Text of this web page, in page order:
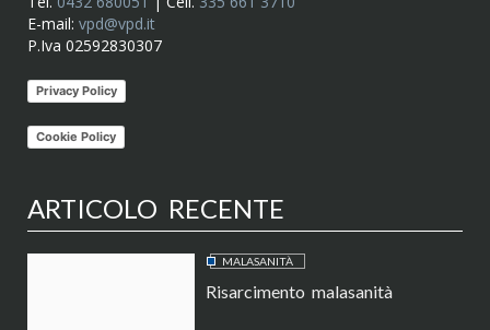
E-mail: vpd@vpd.it
P.Iva 02592830307
Privacy Policy
Cookie Policy
ARTICOLO RECENTE
MALASANITÀ
Risarcimento malasanità